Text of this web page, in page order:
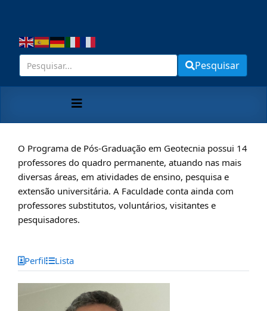
Pesquisar
O Programa de Pós-Graduação em Geotecnia possui 14
professores do quadro permanente, atuando nas mais
diversas áreas, em atividades de ensino, pesquisa e
extensão universitária. A Faculdade conta ainda com
professores substitutos, voluntários, visitantes e
pesquisadores.
Perfil Lista